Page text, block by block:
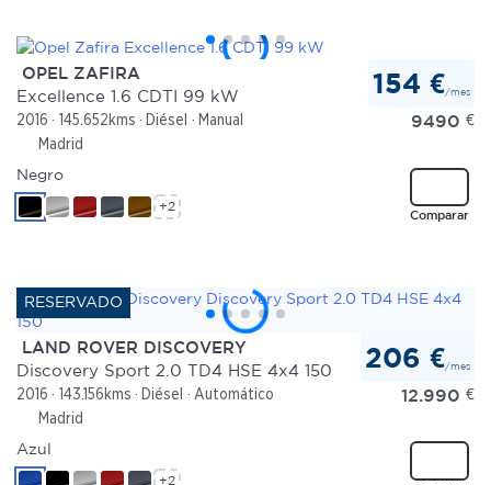
OPEL ZAFIRA
Excellence 1.6 CDTI 99 kW
2016 145.652kms Diésel
Manual
Madrid
154 €/mes
9490 €
Comparar
Negro
+2
LAND ROVER DISCOVERY
Discovery Sport 2.0 TD4 HSE 4x4 150
2016 143.156kms Diésel
Automático
Madrid
206 €/mes
12.990 €
Azul
+2